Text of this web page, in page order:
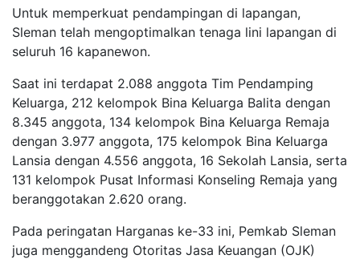
Untuk memperkuat pendampingan di lapangan,
Sleman telah mengoptimalkan tenaga lini lapangan di
seluruh 16 kapanewon.
Saat ini terdapat 2.088 anggota Tim Pendamping
Keluarga, 212 kelompok Bina Keluarga Balita dengan
8.345 anggota, 134 kelompok Bina Keluarga Remaja
dengan 3.977 anggota, 175 kelompok Bina Keluarga
Lansia dengan 4.556 anggota, 16 Sekolah Lansia, serta
131 kelompok Pusat Informasi Konseling Remaja yang
beranggotakan 2.620 orang.
Pada peringatan Harganas ke-33 ini, Pemkab Sleman
juga menggandeng Otoritas Jasa Keuangan (OJK)